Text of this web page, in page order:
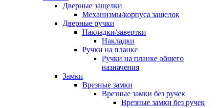
Дверные защелки
Механизмы/корпуса защелок
Дверные ручки
Накладки/завертки
Накладки
Ручки на планке
Ручки на планке общего
назначения
Замки
Врезные замки
Врезные замки без ручек
Врезные замки без ручек